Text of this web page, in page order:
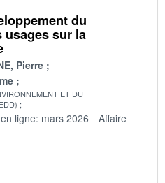
du
usages sur la
Pierre
ET DU
ligne: mars 2026
Affaire